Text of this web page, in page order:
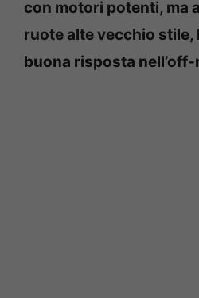
con motori potenti, ma
ruote alte vecchio stile,
buona risposta